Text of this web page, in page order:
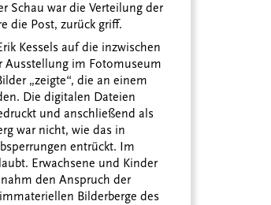
Schau war die Verteilung der
die Post, zurück griff.
Kessels auf die inzwischen
Ausstellung im Fotomuseum
„zeigte“, die an einem
Die digitalen Dateien
und anschließend als
war nicht, wie das in
entrückt. Im
Erwachsene und Kinder
den Anspruch der
Bilderberge des